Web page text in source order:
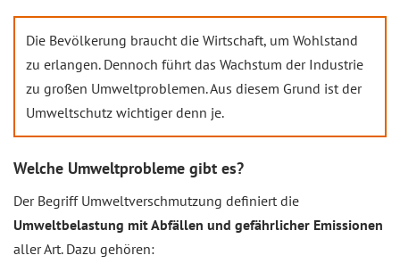
Die Bevölkerung braucht die Wirtschaft, um Wohlstand
zu erlangen. Dennoch führt das Wachstum der Industrie
zu großen Umweltproblemen. Aus diesem Grund ist der
Umweltschutz wichtiger denn je.
Welche Umweltprobleme gibt es?
Der Begriff Umweltverschmutzung definiert die
Umweltbelastung mit Abfällen und gefährlicher Emissionen
aller Art. Dazu gehören: